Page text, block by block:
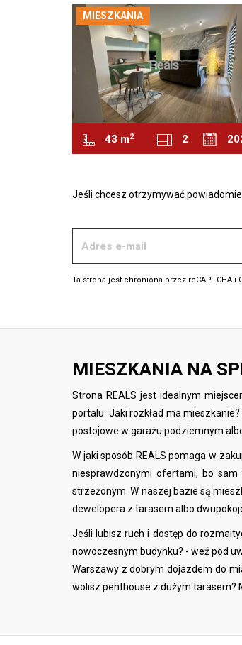
MIESZKANIA
43 m2 2
Leaflet
OpenStreetMap
Jeśli chcesz otrzymywać
Ta strona jest chroniona przez reCAPTCHA i
MIESZKANIA NA
Strona REALS jest idealnym
portalu. Jaki rozkład ma
postojowe w garażu podziemnym
W jaki sposób REALS pomaga w
niesprawdzonymi ofertami, bo
strzeżonym. W naszej bazie są
dewelopera z tarasem albo
Jeśli lubisz ruch i dostęp do
nowoczesnym budynku? - weź pod
Warszawy z dobrym dojazdem do
wolisz penthouse z dużym tarasem?